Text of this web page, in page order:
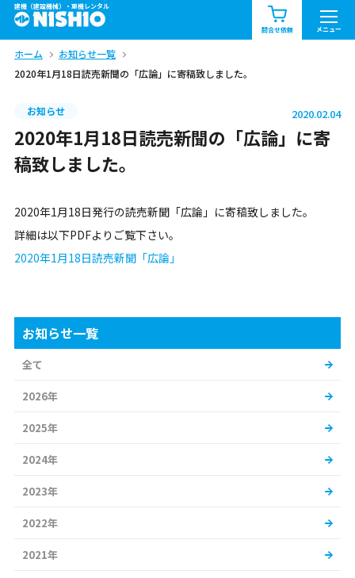
建機（建設機械）・重機レンタル
問合せ依頼 メニュー
商品一覧 お知らせ一覧
問合せ依頼リスト
北海道 東北 関東
中部
九州・沖縄（外部）
ホーム
お知らせ一覧
2020年1月18日読売新聞の「広論」に寄稿致しました。
お知らせ 2020.02.04
2020年1月18日読売新聞の「広論」に寄
稿致しました。
2020年1月18日発行の読売新聞「広論」に寄稿致しました。
詳細は以下PDFよりご覧下さい。
2020年1月18日読売新聞「広論」
お知らせ一覧
全て
2026年
2025年
2024年
2023年
2022年
2021年